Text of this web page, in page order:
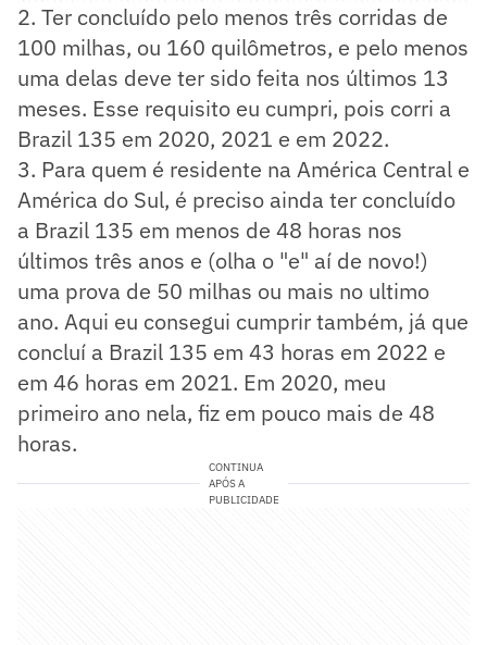
2. Ter concluído pelo menos três corridas de
100 milhas, ou 160 quilômetros, e pelo menos
uma delas deve ter sido feita nos últimos 13
meses. Esse requisito eu cumpri, pois corri a
Brazil 135 em 2020, 2021 e em 2022.
3. Para quem é residente na América Central e
América do Sul, é preciso ainda ter concluído
a Brazil 135 em menos de 48 horas nos
últimos três anos e (olha o "e" aí de novo!)
uma prova de 50 milhas ou mais no ultimo
ano. Aqui eu consegui cumprir também, já que
concluí a Brazil 135 em 43 horas em 2022 e
em 46 horas em 2021. Em 2020, meu
primeiro ano nela, fiz em pouco mais de 48
horas.
CONTINUA
APÓS A
PUBLICIDADE